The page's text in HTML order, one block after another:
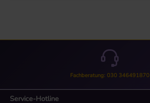
Fachberatung: 030 346491870
Service-Hotline